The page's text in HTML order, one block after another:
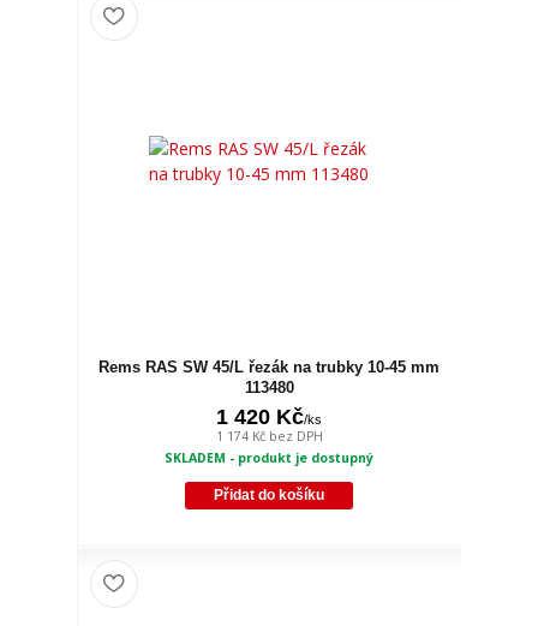
Rems RAS SW 45/L řezák na trubky 10-45 mm
113480
1 420 Kč/ks
1 174 Kč bez DPH
SKLADEM - produkt je dostupný
Přidat do košíku